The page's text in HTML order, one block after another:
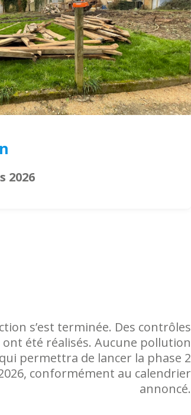
2026
s’est terminée. Des contrôles
été réalisés. Aucune pollution
permettra de lancer la phase 2
conformément au calendrier
annoncé.